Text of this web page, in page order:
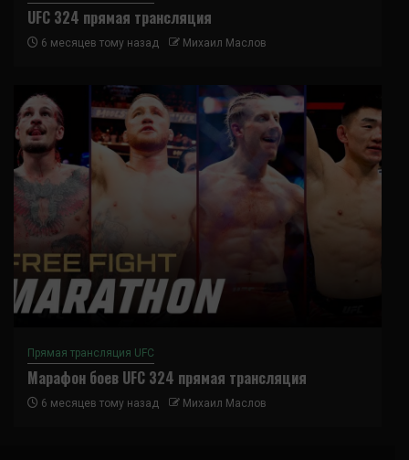
UFC 324 прямая трансляция
6 месяцев тому назад Михаил Маслов
Прямая трансляция UFC
Марафон боев UFC 324 прямая трансляция
6 месяцев тому назад Михаил Маслов